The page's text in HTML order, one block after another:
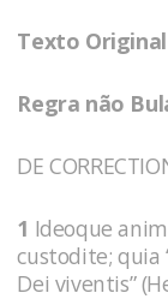
Texto Original
Regra não
DE
1 Ideoque
custodite; quia
Dei viventis”